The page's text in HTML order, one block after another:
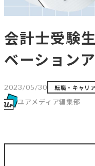
会計士受験
ベーション
2023/05/30 転職・キャリ
ユアメディア編集部